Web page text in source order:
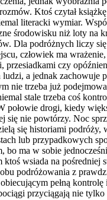
Ktoś czytał
literacki wymiar.
środowisku niż loty na
Dla podróżnych liczy
człowiek ma
czy
a jednak zachowuje
trzeba już
stale trzeba coś
drogi, kiedy
nie powtórzy. Noc
się historiami
lub przypadkowych
ma w sobie
wsiada na
podróżowania z
pełną
przyciągają nie